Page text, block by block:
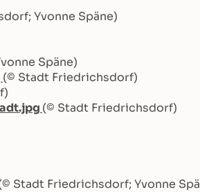
Yvonne Späne)
Späne)
(© Stadt Friedrichsdorf)
(© Stadt Friedrichsdorf)
Stadt Friedrichsdorf; Yvonne